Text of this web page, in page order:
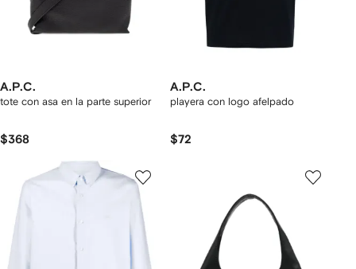
A.P.C.
tote con asa en la parte superior
$368
A.P.C.
playera con logo afelpado
$72